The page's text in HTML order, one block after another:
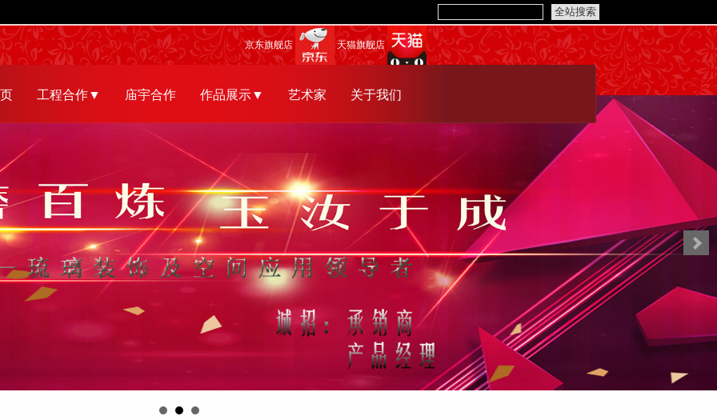
京东旗舰店 天猫旗舰店
工程合作▼ 庙宇合作 作品展示▼ 艺术家 关于我们